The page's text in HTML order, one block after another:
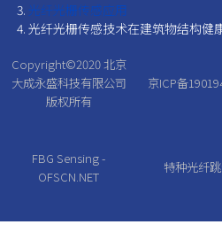
光纤光栅传感应用
光纤光栅传感技术在建筑物结构健
Copyright©2020北京
大成永盛科技有限公司
版权所有
京ICP备
FBG Sensing -
OFSCN.NET
特种光纤